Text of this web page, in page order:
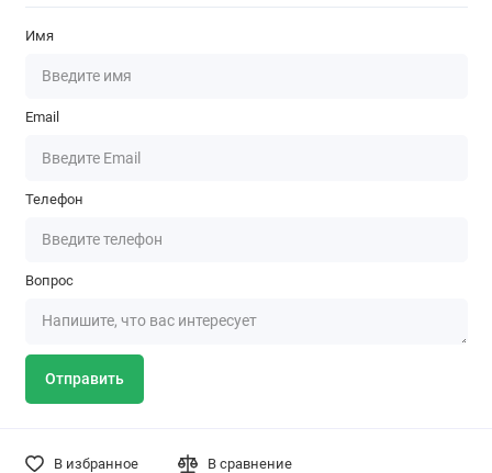
Имя
Email
Телефон
Вопрос
Отправить
В избранное В сравнение